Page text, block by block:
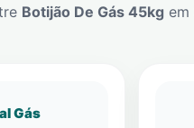
Botijão De Gás 45kg em
Gás